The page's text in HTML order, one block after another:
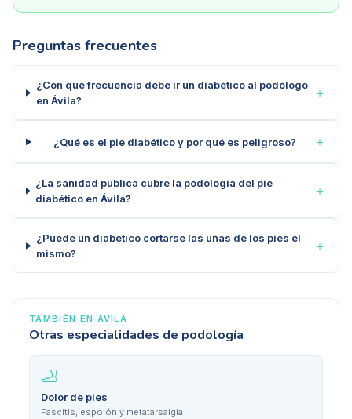
Preguntas frecuentes
¿Con qué frecuencia debe ir un diabético al podólogo
en Ávila?
＋
¿Qué es el pie diabético y por qué es peligroso? ＋
¿La sanidad pública cubre la podología del pie
diabético en Ávila?
＋
¿Puede un diabético cortarse las uñas de los pies él
mismo?
＋
TAMBIÉN EN ÁVILA
Otras especialidades de podología
🦶
Dolor de pies
Fascitis, espolón y metatarsalgia